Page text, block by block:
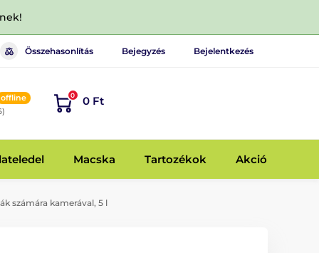
Összehasonlítás Bejegyzés Bejelentkezés
offline
0 0 Ft
Macska Tartozékok Akció
számára kamerával, 5 l